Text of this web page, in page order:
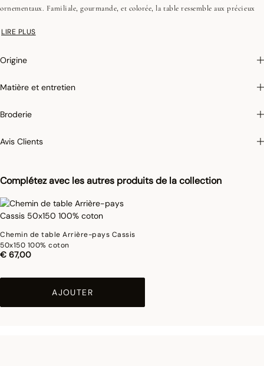
Complétez avec les autres produits de la collection
Chemin de table Arrière-pays Cassis
50x150 100% coton
€ 67,00
AJOUTER
ornementaux. Familiale, gourmande, et colorée, la table ressemble aux précieux
LIRE PLUS
Origine
Matière et entretien
Broderie
Avis Clients